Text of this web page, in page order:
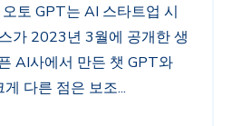
오토 GPT는 AI 스타트업 시
가 2023년 3월에 공개한 생
AI사에서 만든 챗 GPT와
다른 점은 보조...